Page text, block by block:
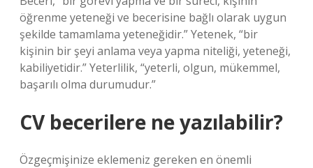
öğrenme yeteneği ve becerisine bağlı olarak uygun
şekilde tamamlama yeteneğidir.” Yetenek, “bir
kişinin bir şeyi anlama veya yapma niteliği, yeteneği,
kabiliyetidir.” Yeterlilik, “yeterli, olgun, mükemmel,
başarılı olma durumudur.”
CV becerilere ne yazılabilir?
Özgeçmişinize eklemeniz gereken en önemli